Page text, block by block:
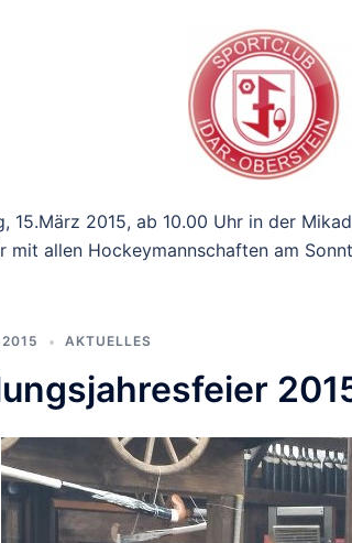
15.März 2015, ab 10.00 Uhr in der
mit allen Hockeymannschaften am
2015 AKTUELLES